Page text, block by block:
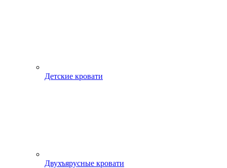
Детские кровати
Двухъярусные кровати